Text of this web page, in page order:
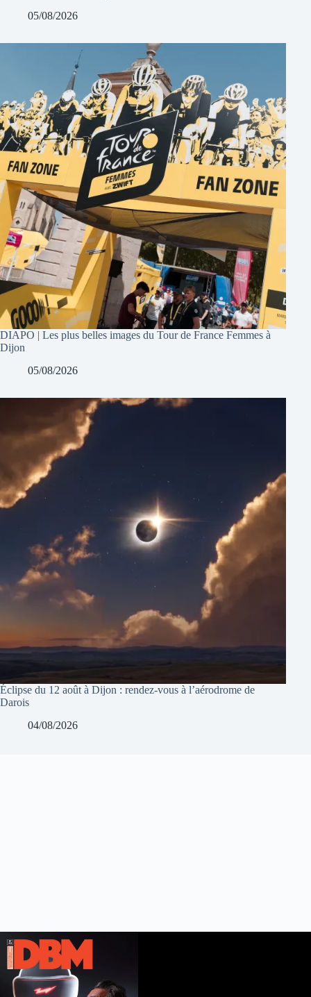
05/08/2026
DIAPO | Les plus belles images du Tour de France Femmes à
Dijon
05/08/2026
Éclipse du 12 août à Dijon : rendez-vous à l’aérodrome de
Darois
04/08/2026